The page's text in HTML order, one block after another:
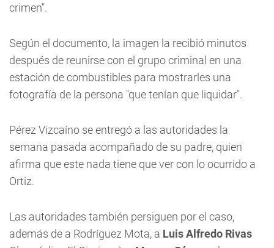
crimen".
Según el documento, la imagen la recibió minutos
después de reunirse con el grupo criminal en una
estación de combustibles para mostrarles una
fotografía de la persona "que tenían que liquidar".
Pérez Vizcaíno se entregó a las autoridades la
semana pasada acompañado de su padre, quien
afirma que este nada tiene que ver con lo ocurrido a
Ortiz.
Las autoridades también persiguen por el caso,
además de a Rodríguez Mota, a Luis Alfredo Rivas